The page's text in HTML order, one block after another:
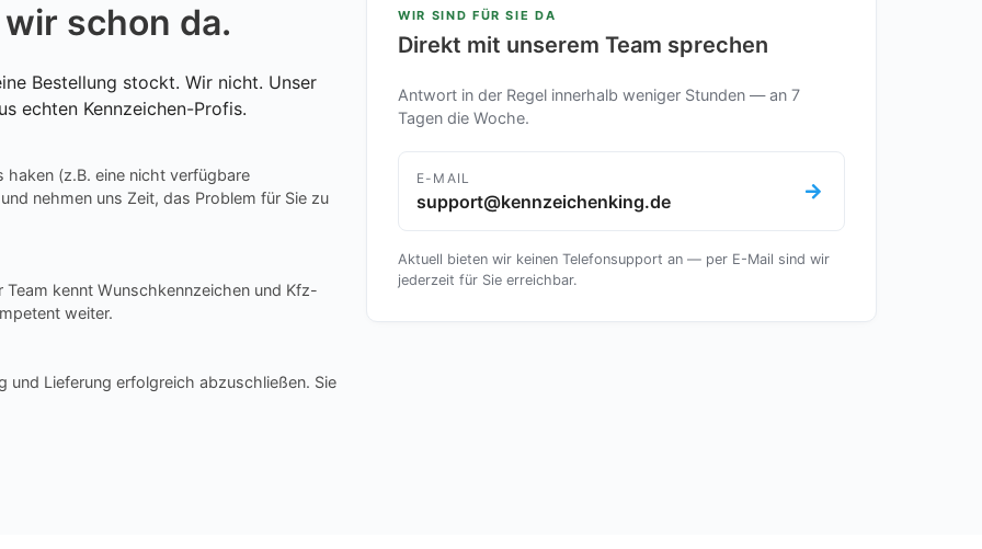
schon da.
Bestellung stockt. Wir nicht. Unser
echten Kennzeichen-Profis.
haken (z.B. eine nicht verfügbare
nehmen uns Zeit, das Problem für Sie zu
kennt Wunschkennzeichen und Kfz-
weiter.
und Lieferung erfolgreich abzuschließen. Sie
WIR SIND FÜR SIE DA
Direkt mit unserem Team sprechen
Antwort in der Regel innerhalb weniger Stunden — an 7
Tagen die Woche.
E-MAIL
support@kennzeichenking.de
Aktuell bieten wir keinen Telefonsupport an — per E-Mail sind wir
jederzeit für Sie erreichbar.